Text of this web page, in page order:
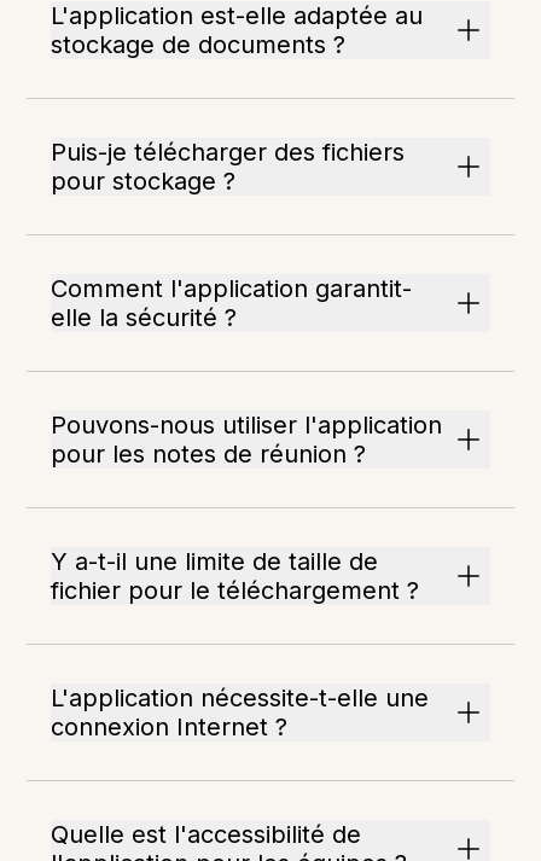
L'application est-elle adaptée au
stockage de documents ?
Puis-je télécharger des fichiers
pour stockage ?
Comment l'application garantit-
elle la sécurité ?
Pouvons-nous utiliser l'application
pour les notes de réunion ?
Y a-t-il une limite de taille de
fichier pour le téléchargement ?
L'application nécessite-t-elle une
connexion Internet ?
Quelle est l'accessibilité de